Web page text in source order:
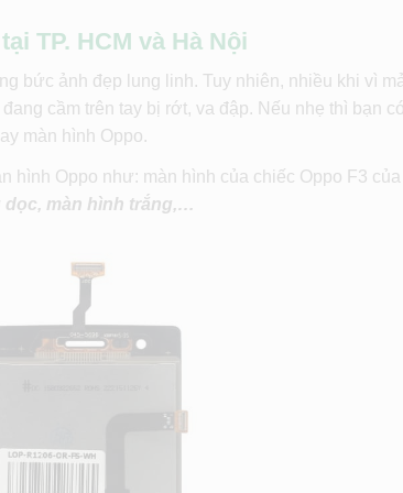
TP. HCM và Hà Nội
bức ảnh đẹp lung linh. Tuy nhiên, nhiều khi vì
cầm trên tay bị rớt, va đập. Nếu nhẹ thì bạn
màn hình Oppo.
hình Oppo như: màn hình của chiếc Oppo F3
dọc, màn hình trắng,…